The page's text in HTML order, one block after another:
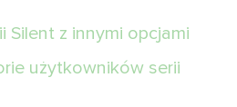
Silent z innymi opcjami
użytkowników serii